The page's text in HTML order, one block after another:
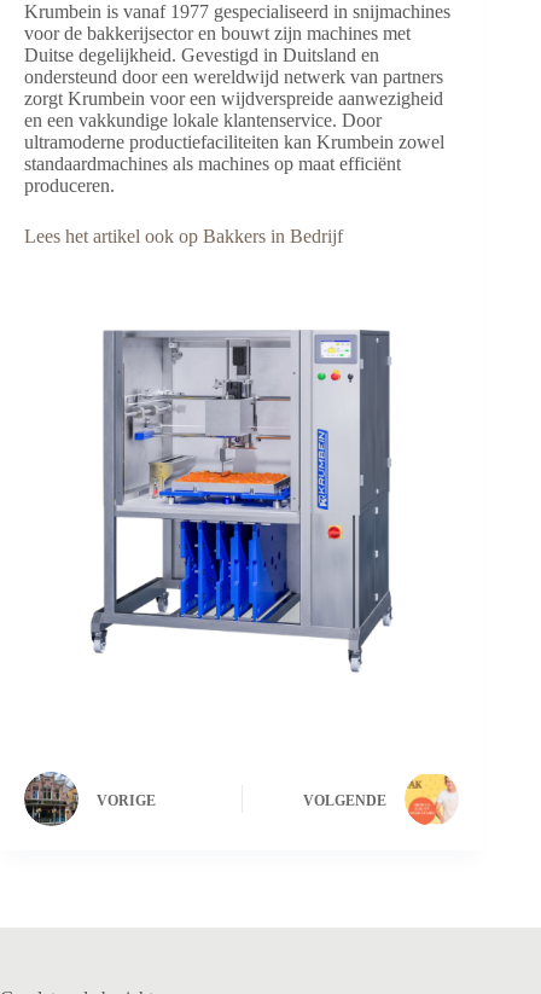
Krumbein is vanaf 1977 gespecialiseerd in snijmachines
voor de bakkerijsector en bouwt zijn machines met
Duitse degelijkheid. Gevestigd in Duitsland en
ondersteund door een wereldwijd netwerk van partners
zorgt Krumbein voor een wijdverspreide aanwezigheid
en een vakkundige lokale klantenservice. Door
ultramoderne productiefaciliteiten kan Krumbein zowel
standaardmachines als machines op maat efficiënt
produceren.
Lees het artikel ook op Bakkers in Bedrijf
VORIGE VOLGENDE